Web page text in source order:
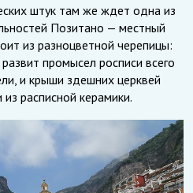
штук там же ждет одна из
Позитано — местный
из разноцветной черепицы:
промысел росписи всего
и крыши здешних церквей
расписной керамики.